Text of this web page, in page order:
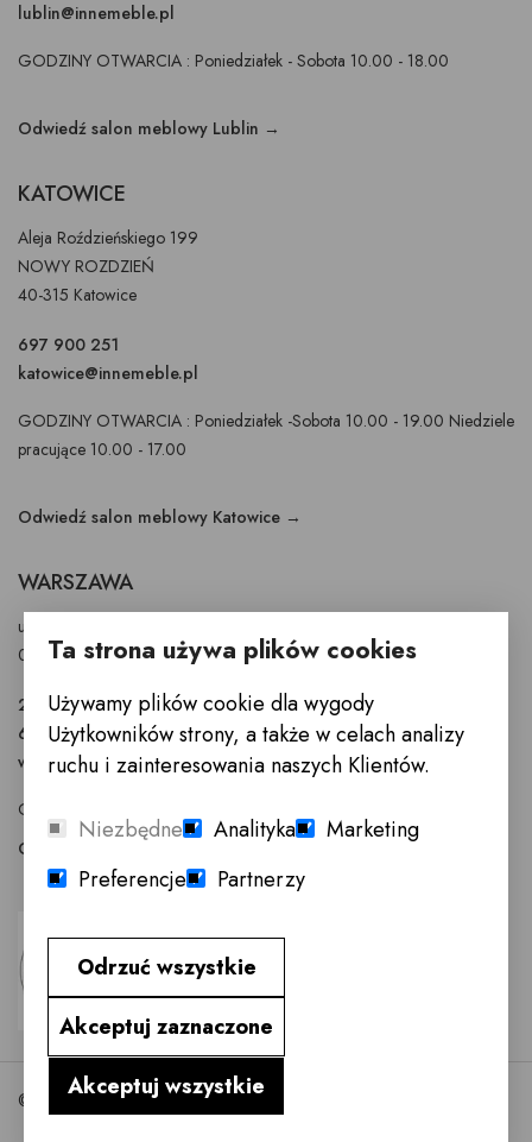
lublin@innemeble.pl
GODZINY OTWARCIA : Poniedziałek - Sobota 10.00 - 18.00
Odwiedź salon meblowy Lublin →
KATOWICE
Aleja Roździeńskiego 199
NOWY ROZDZIEŃ
40-315 Katowice
697 900 251
katowice@innemeble.pl
GODZINY OTWARCIA : Poniedziałek -Sobota 10.00 - 19.00 Niedziele
pracujące 10.00 - 17.00
Odwiedź salon meblowy Katowice →
WARSZAWA
ul. Puławska 326 - budynek Enel-Med
02-819 Warszawa
22 855 40 97
601 777 299
warszawa@innemeble.pl
GODZINY OTWARCIA : Poniedziałek -Sobota 10.00 - 18.00
Odwiedź salon meblowy Warszawa →
©2026 InneMeble.pl
Ta strona używa plików cookies
Używamy plików cookie dla wygody
Użytkowników strony, a także w celach analizy
ruchu i zainteresowania naszych Klientów.
Niezbędne Analityka
Marketing
Preferencje
Partnerzy
Odrzuć wszystkie
Akceptuj zaznaczone
Akceptuj wszystkie